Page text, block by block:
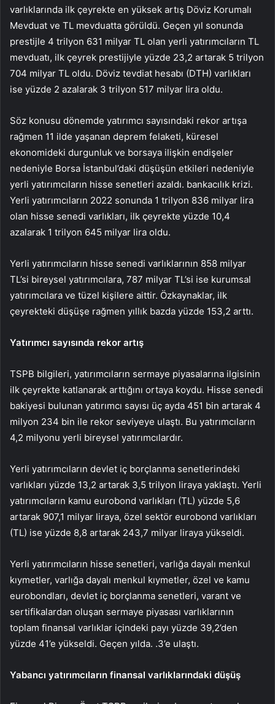
varlıklarında ilk çeyrekte en yüksek artış Döviz Korumalı
Mevduat ve TL mevduatta görüldü. Geçen yıl sonunda
prestijle 4 trilyon 631 milyar TL olan yerli yatırımcıların TL
mevduatı, ilk çeyrek prestijiyle yüzde 23,2 artarak 5 trilyon
704 milyar TL oldu. Döviz tevdiat hesabı (DTH) varlıkları
ise yüzde 2 azalarak 3 trilyon 517 milyar lira oldu.
Söz konusu dönemde yatırımcı sayısındaki rekor artışa
rağmen 11 ilde yaşanan deprem felaketi, küresel
ekonomideki durgunluk ve borsaya ilişkin endişeler
nedeniyle Borsa İstanbul’daki düşüşün etkileri nedeniyle
yerli yatırımcıların hisse senetleri azaldı. bankacılık krizi.
Yerli yatırımcıların 2022 sonunda 1 trilyon 836 milyar lira
olan hisse senedi varlıkları, ilk çeyrekte yüzde 10,4
azalarak 1 trilyon 645 milyar lira oldu.
Yerli yatırımcıların hisse senedi varlıklarının 858 milyar
TL’si bireysel yatırımcılara, 787 milyar TL’si ise kurumsal
yatırımcılara ve tüzel kişilere aittir. Özkaynaklar, ilk
çeyrekteki düşüşe rağmen yıllık bazda yüzde 153,2 arttı.
Yatırımcı sayısında rekor artış
TSPB bilgileri, yatırımcıların sermaye piyasalarına ilgisinin
ilk çeyrekte katlanarak arttığını ortaya koydu. Hisse senedi
bakiyesi bulunan yatırımcı sayısı üç ayda 451 bin artarak 4
milyon 234 bin ile rekor seviyeye ulaştı. Bu yatırımcıların
4,2 milyonu yerli bireysel yatırımcılardır.
Yerli yatırımcıların devlet iç borçlanma senetlerindeki
varlıkları yüzde 13,2 artarak 3,5 trilyon liraya yaklaştı. Yerli
yatırımcıların kamu eurobond varlıkları (TL) yüzde 5,6
artarak 907,1 milyar liraya, özel sektör eurobond varlıkları
(TL) ise yüzde 8,8 artarak 243,7 milyar liraya yükseldi.
Yerli yatırımcıların hisse senetleri, varlığa dayalı menkul
kıymetler, varlığa dayalı menkul kıymetler, özel ve kamu
eurobondları, devlet iç borçlanma senetleri, varant ve
sertifikalardan oluşan sermaye piyasası varlıklarının
toplam finansal varlıklar içindeki payı yüzde 39,2’den
yüzde 41’e yükseldi. Geçen yılda. .3’e ulaştı.
Yabancı yatırımcıların finansal varlıklarındaki düşüş